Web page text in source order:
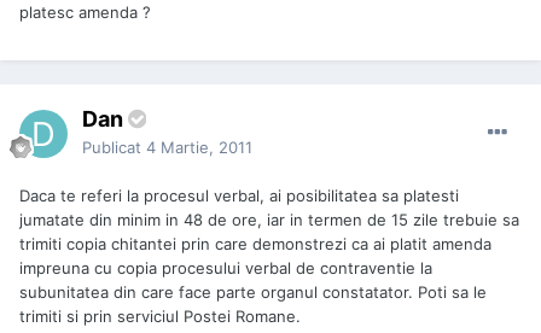
platesc amenda ?
Dan
Publicat 4 Martie, 2011
Daca te referi la procesul verbal, ai posibilitatea sa platesti
jumatate din minim in 48 de ore, iar in termen de 15 zile trebuie sa
trimiti copia chitantei prin care demonstrezi ca ai platit amenda
impreuna cu copia procesului verbal de contraventie la
subunitatea din care face parte organul constatator. Poti sa le
trimiti si prin serviciul Postei Romane.